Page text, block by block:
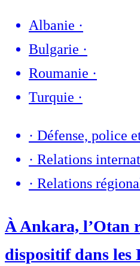
Albanie ·
Bulgarie ·
Roumanie ·
Turquie ·
· Défense, police
· Relations
· Relations
À Ankara, l’Otan
dispositif dans les